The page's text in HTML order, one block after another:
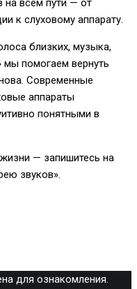
всём пути — от
к слуховому аппарату.
близких, музыка,
мы помогаем вернуть
Современные
аппараты
понятными в
— запишитесь на
звуков».
для ознакомления.